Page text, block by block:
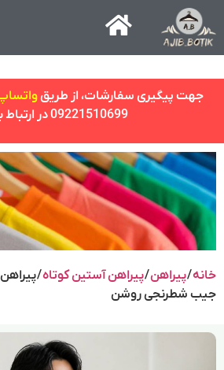
جهت پیگیری سفارشات، از طریقواتساپ
09221510699 در ارتباط باشید.
خانه/پیراهن/پیراهن آستین کوتاه/
جیب شطرنجی روشن